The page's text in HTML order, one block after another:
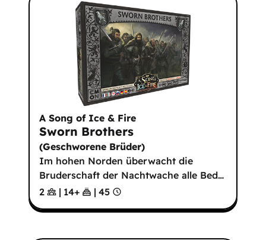
A Song of Ice & Fire
Sworn Brothers
(Geschworene Brüder)
Im hohen Norden überwacht die
Bruderschaft der Nachtwache alle Bed…
2
| 14+ | 45